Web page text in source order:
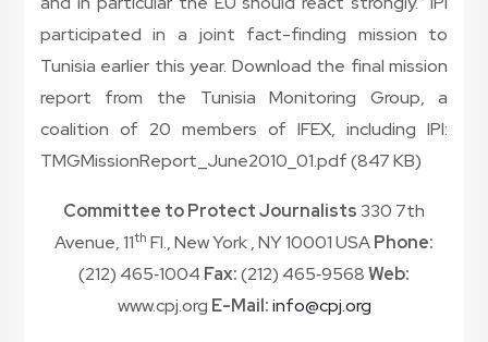
participated in a joint fact-finding mission to
Tunisia earlier this year. Download the final mission
report from the Tunisia Monitoring Group, a
coalition of 20 members of IFEX, including IPI:
TMGMissionReport_June2010_01.pdf (847 KB)
Committee to Protect Journalists 330 7th
Avenue, 11th Fl., New York , NY 10001 USAPhone:
(212) 465‑1004 Fax:(212) 465‑9568Web:
www.cpj.org E-Mail:info@cpj.org